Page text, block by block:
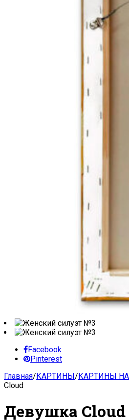
Facebook
Pinterest
Главная/КАРТИНЫ/КАРТИНЫ
Cloud
Девушка Cloud